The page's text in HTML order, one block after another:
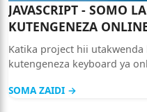
JAVASCRIPT - SOMO
KUTENGENEZA
Katika project hii
kutengeneza keyboard ya
SOMA ZAIDI →